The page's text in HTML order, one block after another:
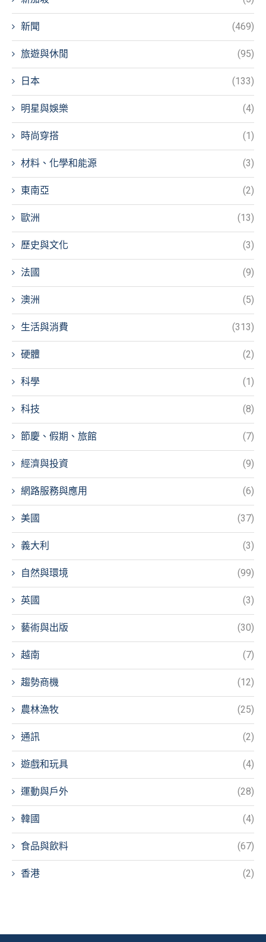
新聞 (469)
旅遊與休閒 (95)
日本 (133)
明星與娛樂 (4)
時尚穿搭 (1)
材料、化學和能源 (3)
東南亞 (2)
歐洲 (13)
歷史與文化 (3)
法國 (9)
澳洲 (5)
生活與消費 (313)
硬體 (2)
科學 (1)
科技 (8)
節慶、假期、旅館 (7)
經濟與投資 (9)
網路服務與應用 (6)
美國 (37)
義大利 (3)
自然與環境 (99)
英國 (3)
藝術與出版 (30)
越南 (7)
趨勢商機 (12)
農林漁牧 (25)
通訊 (2)
遊戲和玩具 (4)
運動與戶外 (28)
韓國 (4)
食品與飲料 (67)
香港 (2)